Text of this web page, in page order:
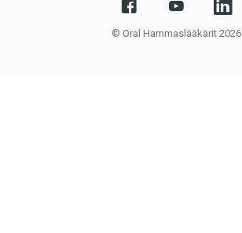
© Oral Hammaslääkärit 2026